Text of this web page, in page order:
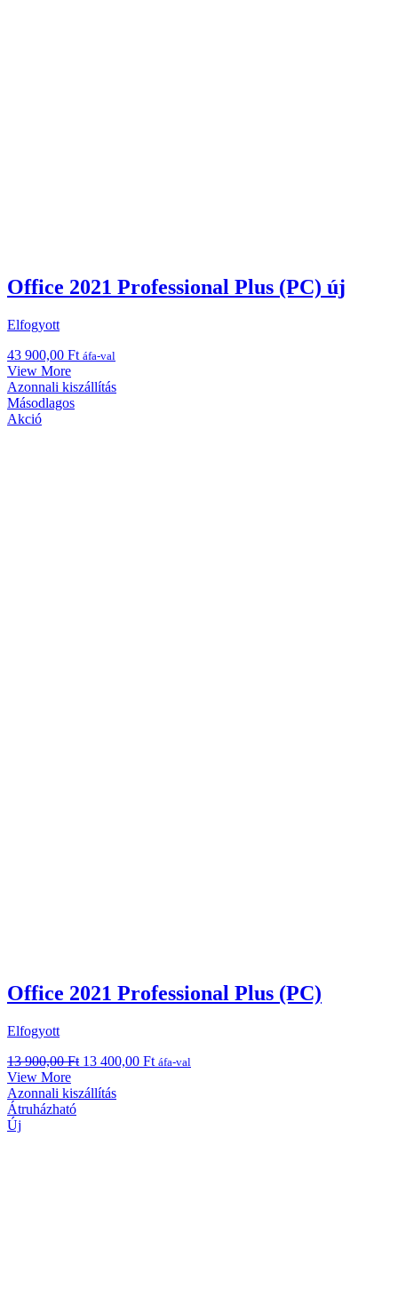
Office 2021 Professional Plus (PC) új
Elfogyott
43 900,00 Ft áfa-val
View More
Azonnali kiszállítás
Másodlagos
Akció
Office 2021 Professional Plus (PC)
Elfogyott
13 900,00Ft Original
was:
13 400,00 FtCurrent
áfa-val
View More
Azonnali kiszállítás
Átruházható
Új